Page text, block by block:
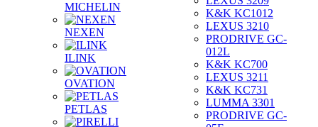
MICHELIN
NEXEN
ILINK
OVATION
PETLAS
K&K KC1012
LEXUS 3210
PRODRIVE GC-
012L
K&K KC700
LEXUS 3211
K&K KC731
LUMMA 3301
PRODRIVE GC-